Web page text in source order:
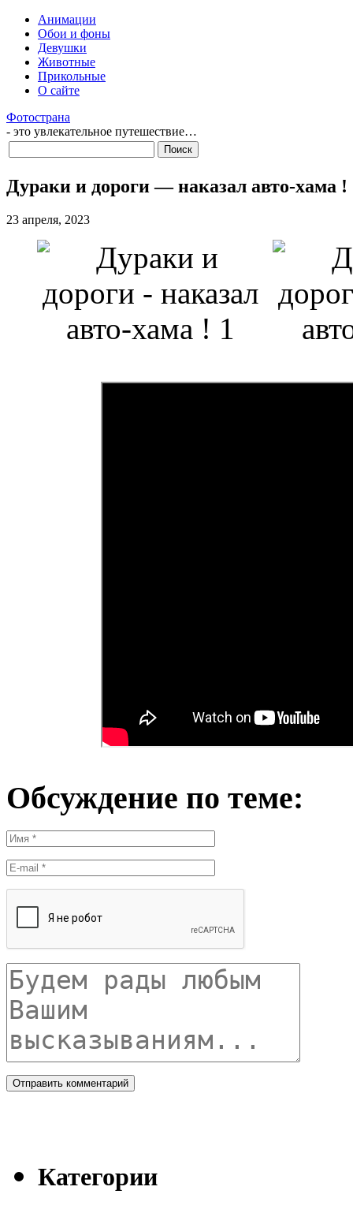
Анимации
Обои и фоны
Девушки
Животные
Прикольные
О сайте
Фотострана
- это увлекательное путешествие…
Дураки и дороги — наказал авто-хама !
23 апреля, 2023
Обсуждение по теме:
Категории